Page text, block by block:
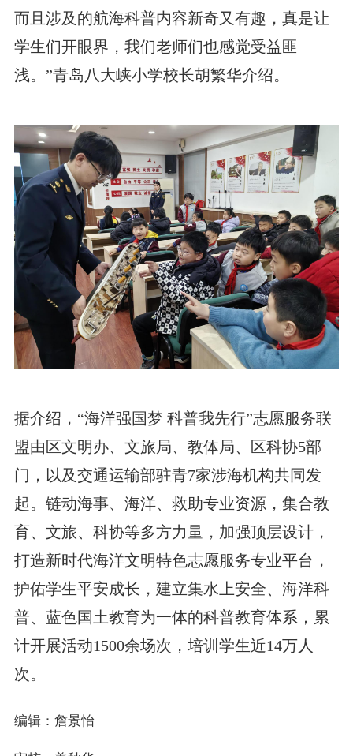
而且涉及的航海科普内容新奇又有趣，真是让
学生们开眼界，我们老师们也感觉受益匪
浅。”青岛八大峡小学校长胡繁华介绍。
据介绍，“海洋强国梦 科普我先行”志愿服务联
盟由区文明办、文旅局、教体局、区科协5部
门，以及交通运输部驻青7家涉海机构共同发
起。链动海事、海洋、救助专业资源，集合教
育、文旅、科协等多方力量，加强顶层设计，
打造新时代海洋文明特色志愿服务专业平台，
护佑学生平安成长，建立集水上安全、海洋科
普、蓝色国土教育为一体的科普教育体系，累
计开展活动1500余场次，培训学生近14万人
次。
编辑：詹景怡